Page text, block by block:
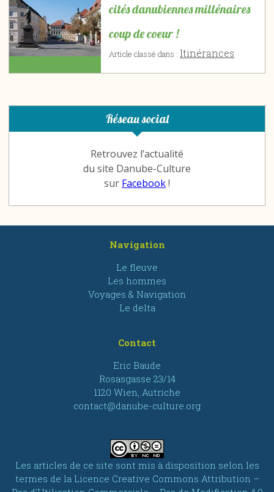
cités danubiennes millénaires
coup de coeur !
Article classé dans :Itinérances
Réseau social
Retrouvez l’actualité
du site Danube-Culture
sur Facebook!
Navigation
Le fleuve
Les hommes
Voyages & Navigation
Le delta
Contact
Eric Baude
Rosasgasse 23/14
1120 Wien, Autriche
contact@danube-culture.org
Les articles de ce site sont mis à disposition selon les
termes de la Licence Creative Commons Attribution –